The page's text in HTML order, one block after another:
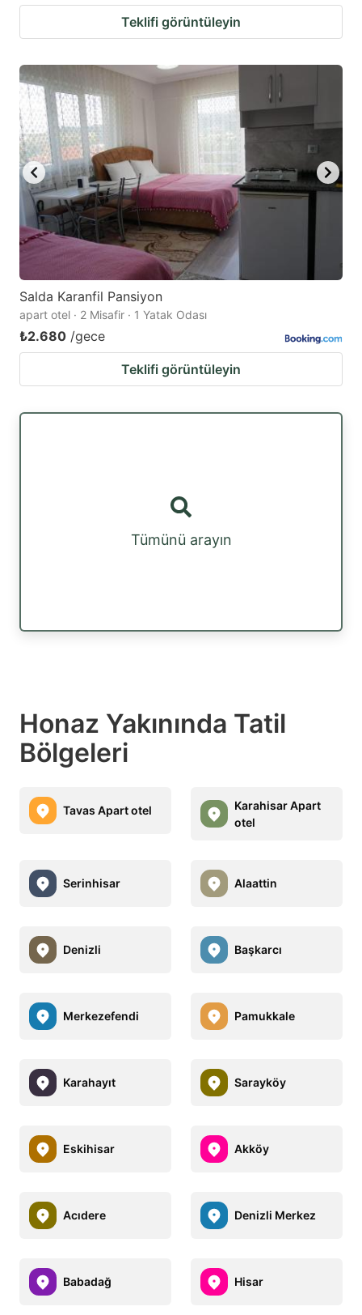
Teklifi görüntüleyin
Salda Karanfil Pansiyon
apart otel · 2 Misafir · 1 Yatak Odası
₺2.680 /gece
Teklifi görüntüleyin
Tümünü arayın
Honaz Yakınında Tatil
Bölgeleri
Tavas Apart otel
Karahisar Apart
otel
Serinhisar Alaattin
Denizli Başkarcı
Merkezefendi Pamukkale
Karahayıt Sarayköy
Eskihisar Akköy
Acıdere Denizli Merkez
Babadağ Hisar